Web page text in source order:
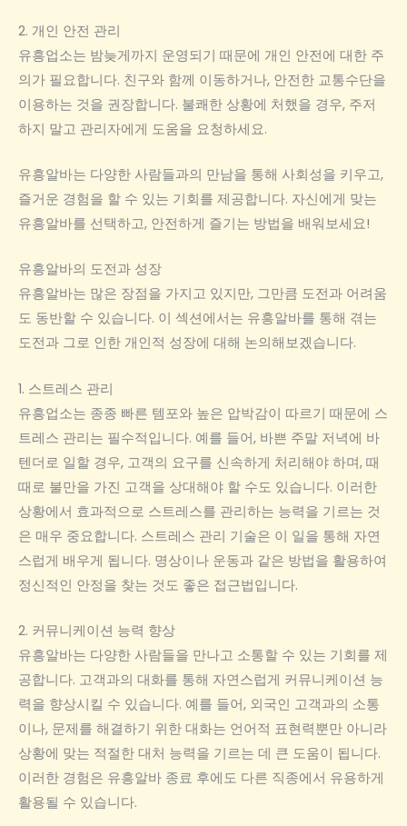
2. 개인 안전 관리
유흥업소는 밤늦게까지 운영되기 때문에 개인 안전에 대한 주
의가 필요합니다. 친구와 함께 이동하거나, 안전한 교통수단을
이용하는 것을 권장합니다. 불쾌한 상황에 처했을 경우, 주저
하지 말고 관리자에게 도움을 요청하세요.
유흥알바는 다양한 사람들과의 만남을 통해 사회성을 키우고,
즐거운 경험을 할 수 있는 기회를 제공합니다. 자신에게 맞는
유흥알바를 선택하고, 안전하게 즐기는 방법을 배워보세요!
유흥알바의 도전과 성장
유흥알바는 많은 장점을 가지고 있지만, 그만큼 도전과 어려움
도 동반할 수 있습니다. 이 섹션에서는 유흥알바를 통해 겪는
도전과 그로 인한 개인적 성장에 대해 논의해보겠습니다.
1. 스트레스 관리
유흥업소는 종종 빠른 템포와 높은 압박감이 따르기 때문에 스
트레스 관리는 필수적입니다. 예를 들어, 바쁜 주말 저녁에 바
텐더로 일할 경우, 고객의 요구를 신속하게 처리해야 하며, 때
때로 불만을 가진 고객을 상대해야 할 수도 있습니다. 이러한
상황에서 효과적으로 스트레스를 관리하는 능력을 기르는 것
은 매우 중요합니다. 스트레스 관리 기술은 이 일을 통해 자연
스럽게 배우게 됩니다. 명상이나 운동과 같은 방법을 활용하여
정신적인 안정을 찾는 것도 좋은 접근법입니다.
2. 커뮤니케이션 능력 향상
유흥알바는 다양한 사람들을 만나고 소통할 수 있는 기회를 제
공합니다. 고객과의 대화를 통해 자연스럽게 커뮤니케이션 능
력을 향상시킬 수 있습니다. 예를 들어, 외국인 고객과의 소통
이나, 문제를 해결하기 위한 대화는 언어적 표현력뿐만 아니라
상황에 맞는 적절한 대처 능력을 기르는 데 큰 도움이 됩니다.
이러한 경험은 유흥알바 종료 후에도 다른 직종에서 유용하게
활용될 수 있습니다.